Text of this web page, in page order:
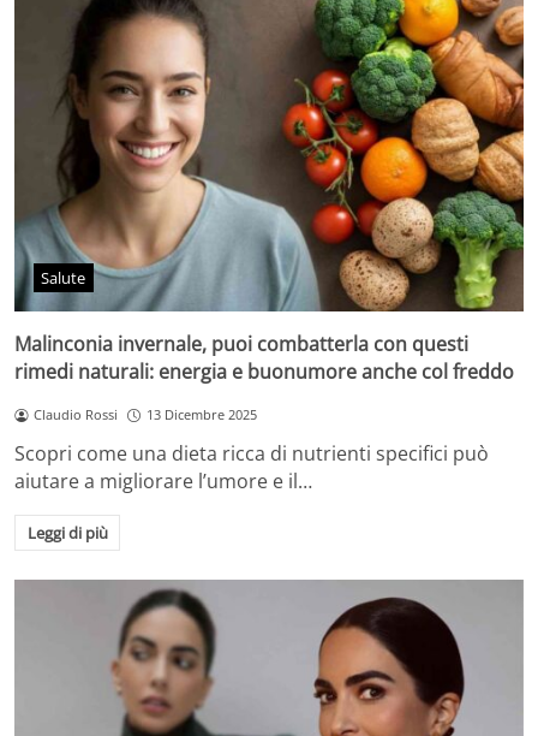
Salute
Malinconia invernale, puoi combatterla con questi
rimedi naturali: energia e buonumore anche col freddo
Claudio Rossi 13 Dicembre 2025
Scopri come una dieta ricca di nutrienti specifici può
aiutare a migliorare l’umore e il…
Leggi di più